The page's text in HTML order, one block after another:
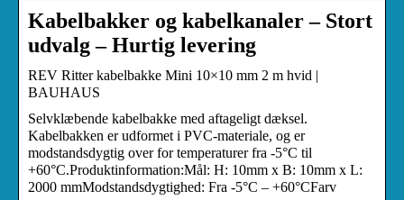
Kabelbakker og kabelkanaler – Stort
udvalg – Hurtig levering
REV Ritter kabelbakke Mini 10×10 mm 2 m hvid |
BAUHAUS
Selvklæbende kabelbakke med aftageligt dæksel.
Kabelbakken er udformet i PVC-materiale, og er
modstandsdygtig over for temperaturer fra -5°C til
+60°C.Produktinformation:Mål: H: 10mm x B: 10mm x L:
2000 mmModstandsdygtighed: Fra -5°C – +60°CFarv